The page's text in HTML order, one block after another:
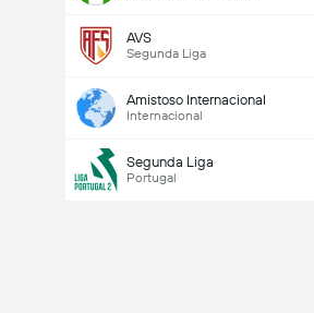
AVS
Segunda Liga
Amistoso Internacional
Internacional
Segunda Liga
Portugal